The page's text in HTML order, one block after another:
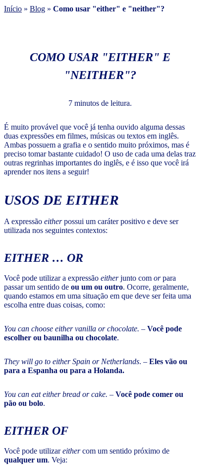
Início » Blog » Como usar "either" e "neither"?
COMO USAR "EITHER" E
"NEITHER"?
7 minutos de leitura.
É muito provável que você já tenha ouvido alguma dessas
duas expressões em filmes, músicas ou textos em inglês.
Ambas possuem a grafia e o sentido muito próximos, mas é
preciso tomar bastante cuidado! O uso de cada uma delas traz
outras regrinhas importantes do inglês, e é isso que você irá
aprender nos itens a seguir!
USOS DE EITHER
A expressão eitherpossui um caráter positivo e deve ser
utilizada nos seguintes contextos:
EITHER … OR
Você pode utilizar a expressão eitherjunto com orpara
passar um sentido de ou um ou outro. Ocorre, geralmente,
quando estamos em uma situação em que deve ser feita uma
escolha entre duas coisas, como:
You can choose either vanilla or chocolate. – Você pode
escolher ou baunilha ou chocolate.
They will go to either Spain or Netherlands. – Eles vão ou
para a Espanha ou para a Holanda.
You can eat either bread or cake. – Você pode comer ou
pão ou bolo.
EITHER OF
Você pode utilizareithercom um sentido próximo de
qualquer um. Veja: